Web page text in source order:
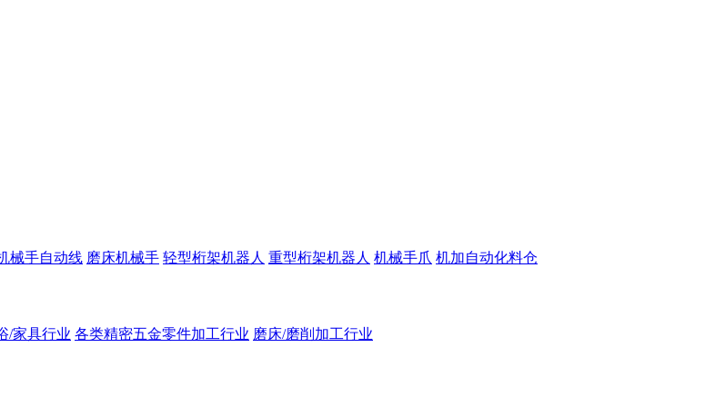
械手自动线 磨床机械手 轻型桁架机器人 重型桁架机器人 机械手爪 机加自动化料仓
/家具行业 各类精密五金零件加工行业 磨床/磨削加工行业